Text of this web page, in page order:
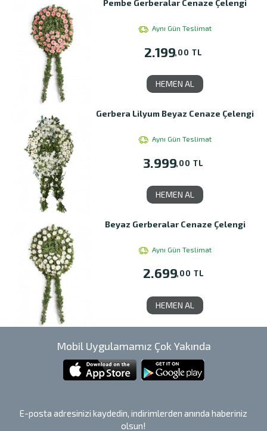
Pembe Gerberalar Cenaze Çelengi
Aynı Gün Teslimat
2.199,00 TL
HEMEN AL
Gerbera Lilyum Beyaz Cenaze Çelengi
Aynı Gün Teslimat
3.999,00 TL
HEMEN AL
Beyaz Gerberalar Cenaze Çelengi
Aynı Gün Teslimat
2.699,00 TL
HEMEN AL
Mobil Uygulamamız Çok Yakında
E-posta adresinizi kaydedin, indirimlerden anında haberiniz
olsun!